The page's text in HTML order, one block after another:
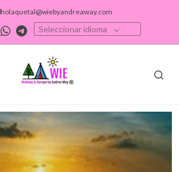
holaquetal@wiebyandreaway.com
Seleccionar idioma